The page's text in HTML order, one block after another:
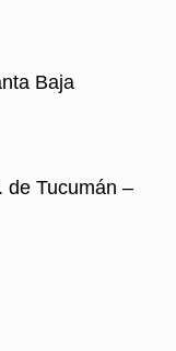
Baja
de Tucumán –